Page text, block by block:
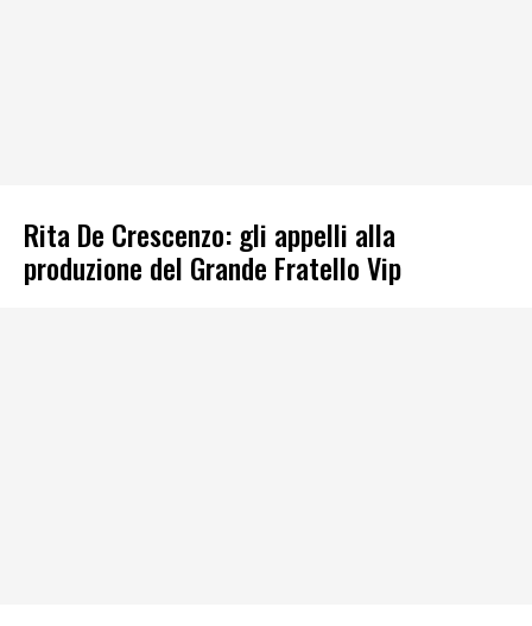
Rita De Crescenzo: gli appelli alla
produzione del Grande Fratello Vip